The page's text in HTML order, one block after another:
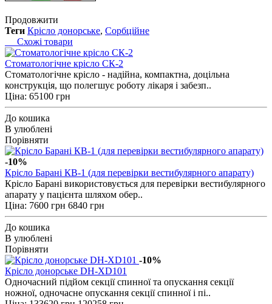
Продовжити
Теги Крісло донорське, Сорбційне
Схожі товари
Cтоматологічне крісло СК-2
Стоматологічне крісло - надійна, компактна, доцільна
конструкція, що полегшує роботу лікаря і забезп..
Ціна: 65100 грн
До кошика
В улюблені
Порівняти
-10%
Крісло Барані КВ-1 (для перевірки вестибулярного апарату)
Крісло Барані використовується для перевірки вестибулярного
апарату у пацієнта шляхом обер..
Ціна: 7600 грн 6840 грн
До кошика
В улюблені
Порівняти
-10%
Крісло донорське DH-XD101
Одночасний підйом секції спинної та опускання секції
ножної, одночасне опускання секції спинної і пі..